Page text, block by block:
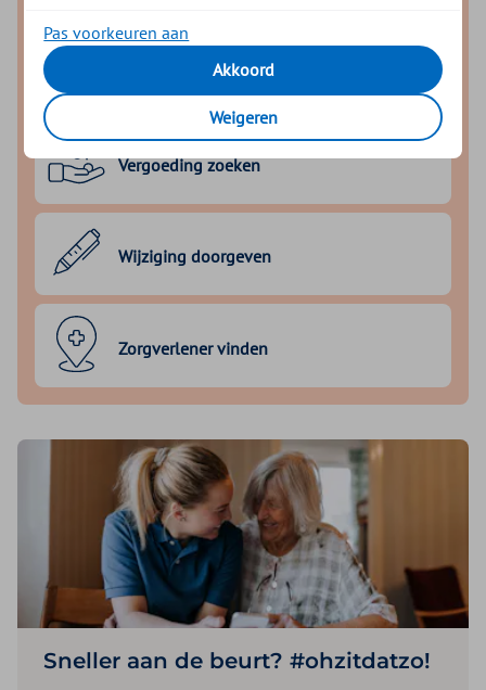
Declaratie indienen
Vergoeding zoeken
Wijziging doorgeven
Zorgverlener vinden
Sneller aan de beurt? #ohzitdatzo!
Pas voorkeuren aan
Akkoord
Weigeren